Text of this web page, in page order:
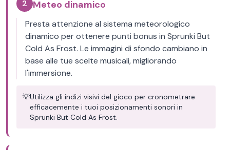
2 Meteo dinamico
Presta attenzione al sistema meteorologico
dinamico per ottenere punti bonus in Sprunki But
Cold As Frost. Le immagini di sfondo cambiano in
base alle tue scelte musicali, migliorando
l'immersione.
💡Utilizza gli indizi visivi del gioco per cronometrare
efficacemente i tuoi posizionamenti sonori in
Sprunki But Cold As Frost.